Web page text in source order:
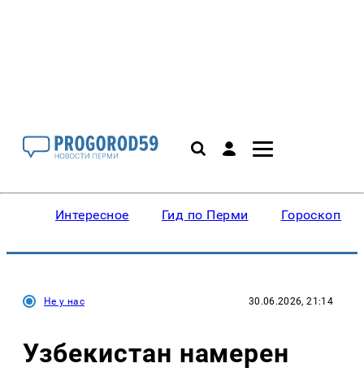
Интересное Гид по Перми Гороскопы
Не у нас 30.06.2026, 21:14
Узбекистан намерен